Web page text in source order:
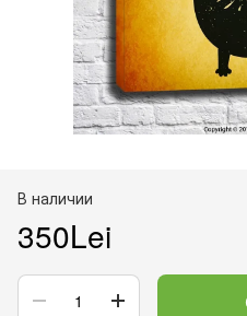
В наличии
350Lei